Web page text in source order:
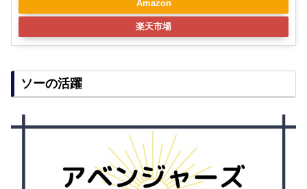
Amazon
楽天市場
ソーの活躍